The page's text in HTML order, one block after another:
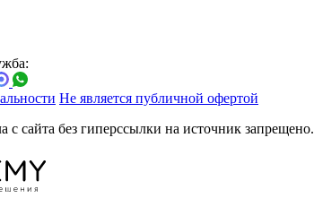
Не является публичной офертой
с сайта без гиперссылки на источник запрещено.